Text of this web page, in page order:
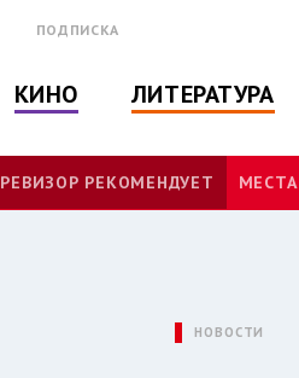
ПОДПИСКА
КИНО ЛИТЕРАТУРА
РЕВИЗОР РЕКОМЕНДУЕТ МЕСТА
НОВОСТИ